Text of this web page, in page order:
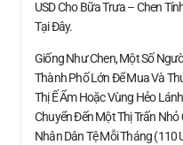
USD Cho Bữa Trưa – Chen
Tại Đây.
Giống Như Chen, Một Số
Thành Phố Lớn Để Mua Và
Thị Ế Ẩm Hoặc Vùng Hẻo
Chuyển Đến Một Thị Trấn Nhỏ
Nhân Dân Tệ Mỗi Tháng (110